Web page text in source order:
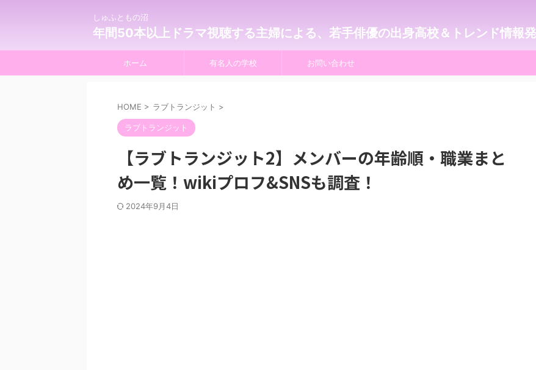
しゅふともの沼
年間50本以上ドラマ視聴する主婦による、若手俳優の出身高校＆トレンド情報
ホーム 有名人の学校 お問い合わせ
HOME > ラブトランジット >
ラブトランジット
【ラブトランジット2】メンバーの年齢順・職業まと
め一覧！wikiプロフ&SNSも調査！
2024年9月4日